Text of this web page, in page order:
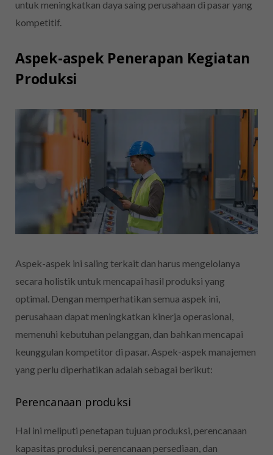
untuk meningkatkan daya saing perusahaan di pasar yang
kompetitif.
Aspek-aspek Penerapan Kegiatan
Produksi
Aspek-aspek ini saling terkait dan harus mengelolanya
secara holistik untuk mencapai hasil produksi yang
optimal. Dengan memperhatikan semua aspek ini,
perusahaan dapat meningkatkan kinerja operasional,
memenuhi kebutuhan pelanggan, dan bahkan mencapai
keunggulan kompetitor di pasar. Aspek-aspek manajemen
yang perlu diperhatikan adalah sebagai berikut:
Perencanaan produksi
Hal ini meliputi penetapan tujuan produksi, perencanaan
kapasitas produksi, perencanaan persediaan, dan